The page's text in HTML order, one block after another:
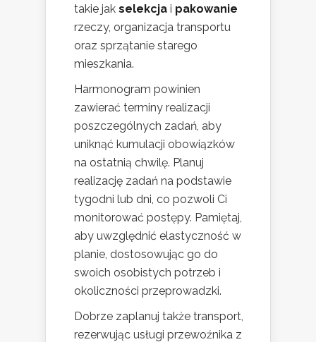
takie jak selekcja i pakowanie
rzeczy, organizacja transportu
oraz sprzątanie starego
mieszkania.
Harmonogram powinien
zawierać terminy realizacji
poszczególnych zadań, aby
uniknąć kumulacji obowiązków
na ostatnią chwilę. Planuj
realizację zadań na podstawie
tygodni lub dni, co pozwoli Ci
monitorować postępy. Pamiętaj,
aby uwzględnić elastyczność w
planie, dostosowując go do
swoich osobistych potrzeb i
okoliczności przeprowadzki.
Dobrze zaplanuj także transport,
rezerwując usługi przewoźnika z